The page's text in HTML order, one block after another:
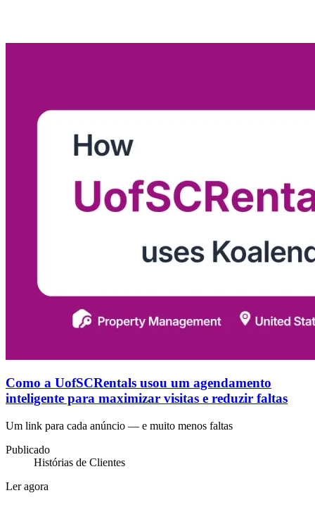
Como a UofSCRentals usou um agendamento
inteligente para maximizar visitas e reduzir faltas
Um link para cada anúncio — e muito menos faltas
Publicado
Histórias de Clientes
Ler agora